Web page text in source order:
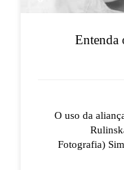
Entenda
O uso da
Fotografia)